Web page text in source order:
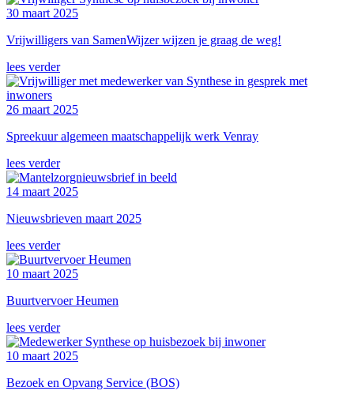
30 maart 2025
Vrijwilligers van SamenWijzer wijzen je graag de weg!
lees verder
26 maart 2025
Spreekuur algemeen maatschappelijk werk Venray
lees verder
14 maart 2025
Nieuwsbrieven maart 2025
lees verder
10 maart 2025
Buurtvervoer Heumen
lees verder
10 maart 2025
Bezoek en Opvang Service (BOS)